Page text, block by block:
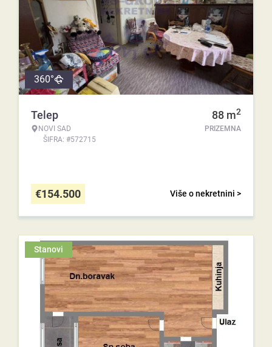
360°
Telep
NOVI SAD
ŠIFRA: #572715
88 m2
PRIZEMNA
Više o nekretnini >
€154.500
Stanovi